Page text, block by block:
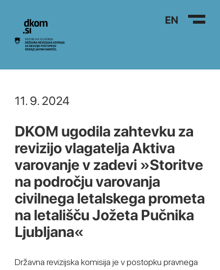
Na vsebino EN
11. 9. 2024
DKOM ugodila zahtevku za
revizijo vlagatelja Aktiva
varovanje v zadevi »Storitve
na področju varovanja
civilnega letalskega prometa
na letališču Jožeta Pučnika
Ljubljana«
Državna revizijska komisija je v postopku pravnega